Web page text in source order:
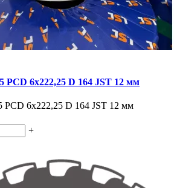
PCD 6x222,25 D 164 JST 12 мм
PCD 6x222,25 D 164 JST 12 мм
+